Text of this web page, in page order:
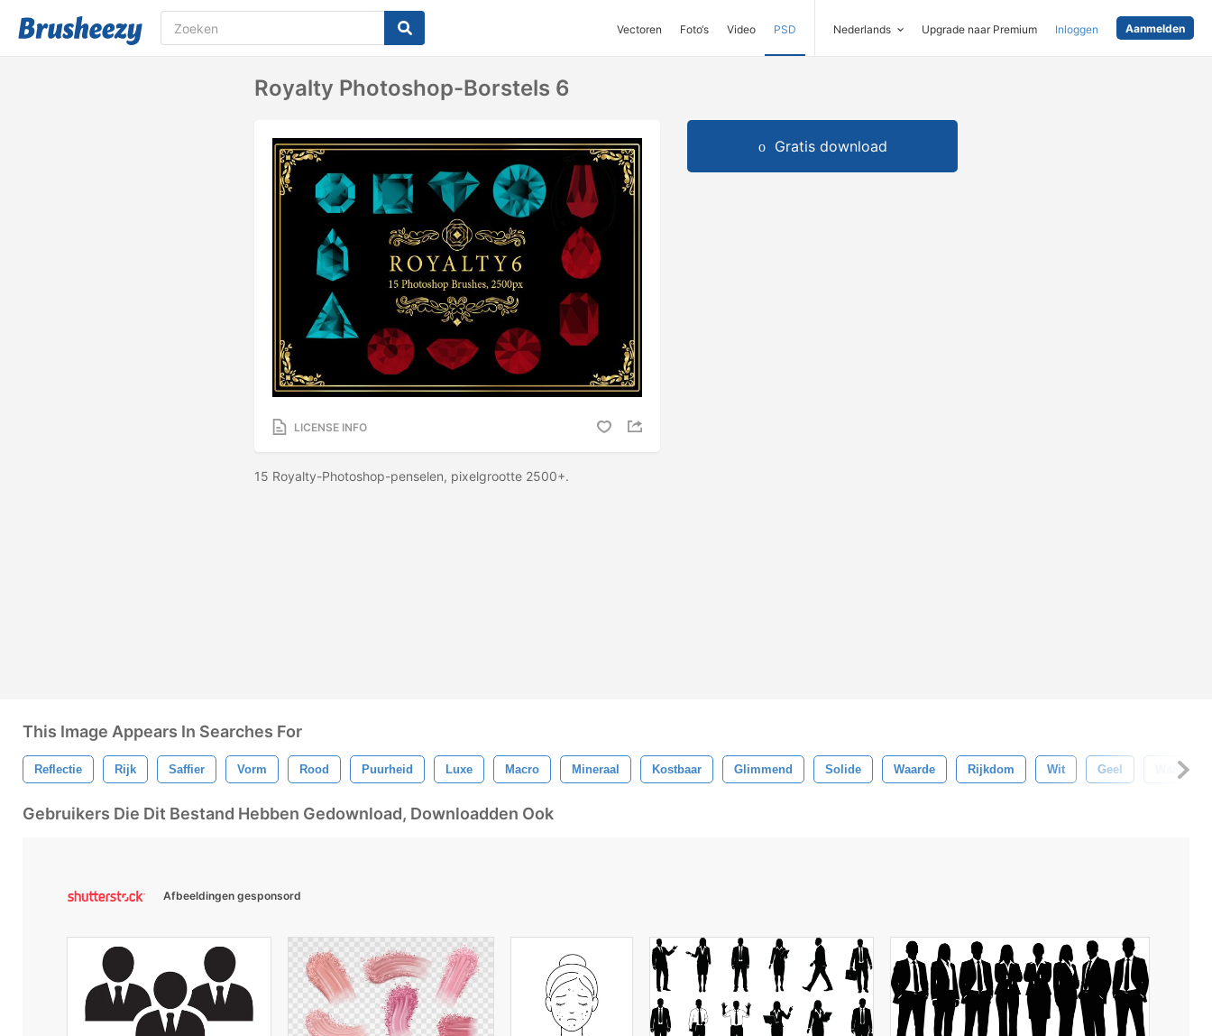
Vectoren Foto‘s Video PSD Nederlands Upgrade naar Premium Inloggen Aanmelden
Royalty Photoshop-Borstels 6
LICENSE INFO
15 Royalty-Photoshop-penselen, pixelgrootte 2500+.
Gratis download
This Image Appears In Searches For
Reflectie Rijk Saffier Vorm Rood Puurheid Luxe Macro Mineraal Kostbaar Glimmend Solide Waarde Rijkdom Wit Geel
Gebruikers Die Dit Bestand Hebben Gedownload, Downloadden Ook
Afbeeldingen gesponsord